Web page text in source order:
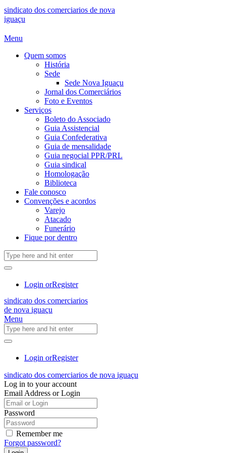
sindicato dos comerciarios de nova
iguaçu
Menu
Quem somos
História
Sede
Sede Nova Iguaçu
Jornal dos Comerciários
Foto e Eventos
Serviços
Boleto do Associado
Guia Assistencial
Guia Confederativa
Guia de mensalidade
Guia negocial PPR/PRL
Guia sindical
Homologação
Biblioteca
Fale conosco
Convenções e acordos
Varejo
Atacado
Funerário
Fique por dentro
Login orRegister
sindicato dos comerciarios
de nova iguaçu
Menu
Login orRegister
sindicato dos comerciarios de nova iguaçu
Log in to your account
Email Address or Login
Password
Remember me
Forgot password?